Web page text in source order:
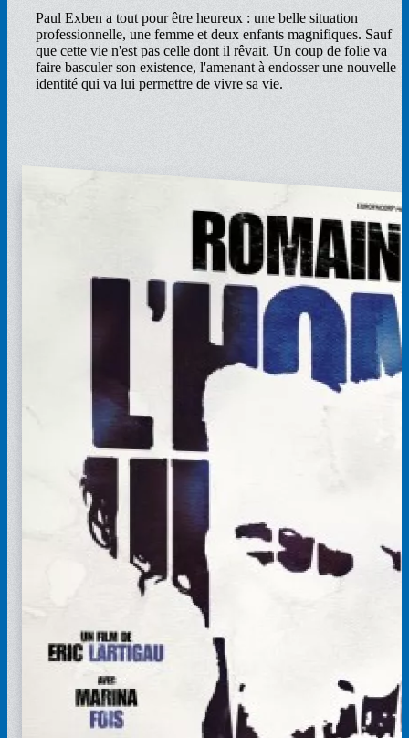
Paul Exben a tout pour être heureux : une belle situation
professionnelle, une femme et deux enfants magnifiques. Sauf
que cette vie n'est pas celle dont il rêvait. Un coup de folie va
faire basculer son existence, l'amenant à endosser une nouvelle
identité qui va lui permettre de vivre sa vie.